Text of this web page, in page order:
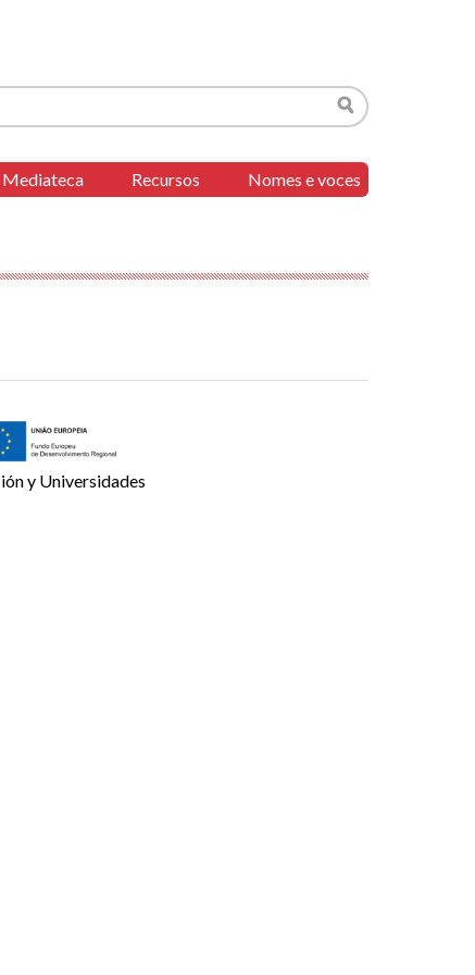
Buscar
Mediateca Recursos Nomes e voces